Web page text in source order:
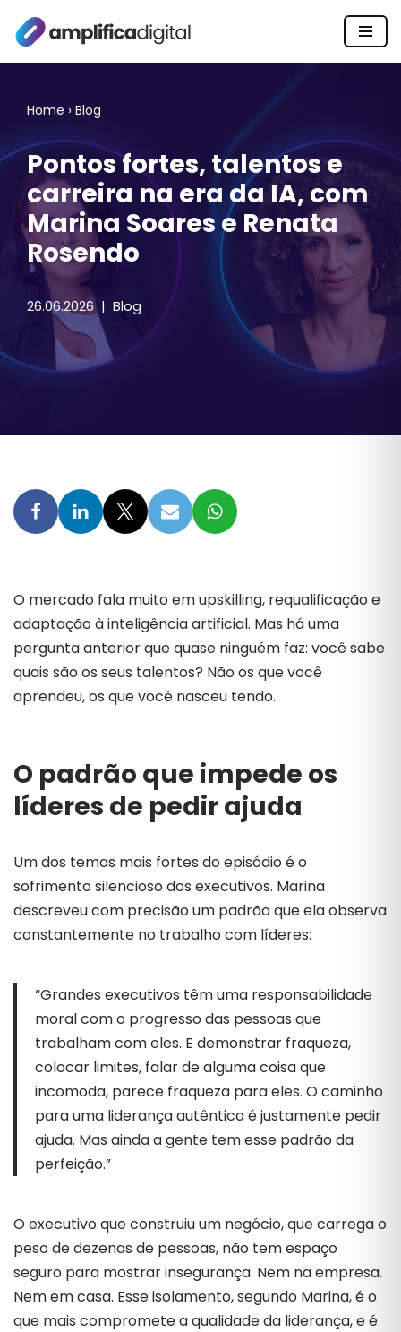
Pular
Home › Blog
Pontos fortes, talentos e
carreira na era da IA, com
Marina Soares e Renata
Rosendo
26.06.2026 Blog
O mercado fala muito em upskilling, requalificação e
adaptação à inteligência artificial. Mas há uma
pergunta anterior que quase ninguém faz: você sabe
quais são os seus talentos? Não os que você
aprendeu, os que você nasceu tendo.
O padrão que impede os
líderes de pedir ajuda
Um dos temas mais fortes do episódio é o
sofrimento silencioso dos executivos. Marina
descreveu com precisão um padrão que ela observa
constantemente no trabalho com líderes:
“Grandes executivos têm uma responsabilidade
moral com o progresso das pessoas que
trabalham com eles. E demonstrar fraqueza,
colocar limites, falar de alguma coisa que
incomoda, parece fraqueza para eles. O caminho
para uma liderança autêntica é justamente pedir
ajuda. Mas ainda a gente tem esse padrão da
perfeição.”
O executivo que construiu um negócio, que carrega o
peso de dezenas de pessoas, não tem espaço
seguro para mostrar insegurança. Nem na empresa.
Nem em casa. Esse isolamento, segundo Marina, é o
que mais compromete a qualidade da liderança, e é